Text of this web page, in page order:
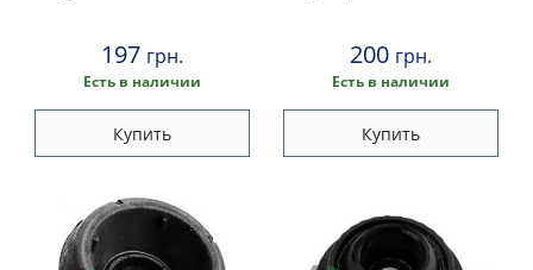
197 грн.
Есть в наличии
Купить
200 грн.
Есть в наличии
Купить